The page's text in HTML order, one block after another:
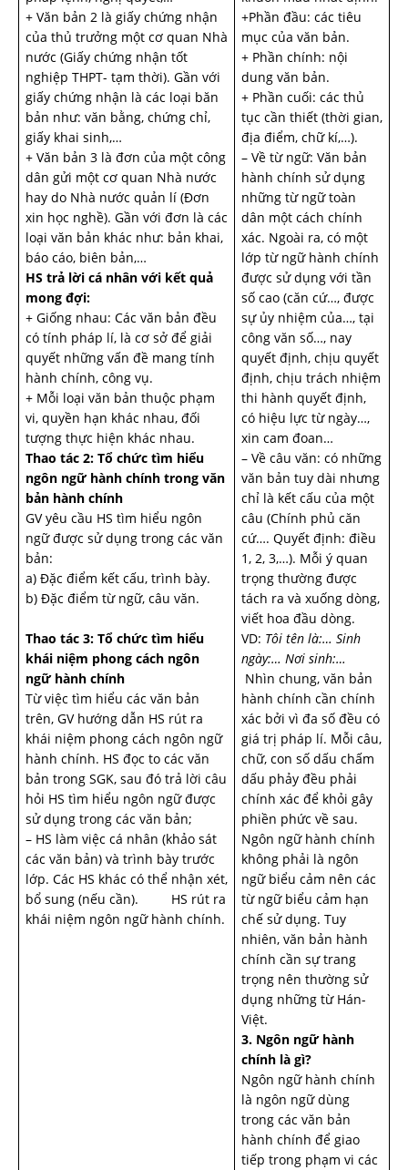
+ Văn bản 2 là giấy chứng nhận
của thủ trưởng một cơ quan Nhà
nước (Giấy chứng nhận tốt
nghiệp THPT- tạm thời). Gần với
giấy chứng nhận là các loại băn
bản như: văn bằng, chứng chỉ,
giấy khai sinh,…
+ Văn bản 3 là đơn của một công
dân gửi một cơ quan Nhà nước
hay do Nhà nước quản lí (Đơn
xin học nghề). Gần với đơn là các
loại văn bản khác như: bản khai,
báo cáo, biên bản,…
HS trả lời cá nhân với kết quả
mong đợi:
+ Giống nhau: Các văn bản đều
có tính pháp lí, là cơ sở để giải
quyết những vấn đề mang tính
hành chính, công vụ.
+ Mỗi loại văn bản thuộc phạm
vi, quyền hạn khác nhau, đối
tượng thực hiện khác nhau.
Thao tác 2: Tổ chức tìm hiểu
ngôn ngữ hành chính trong văn
bản hành chính
GV yêu cầu HS tìm hiểu ngôn
ngữ được sử dụng trong các văn
bản:
a) Đặc điểm kết cấu, trình bày.
b) Đặc điểm từ ngữ, câu văn.
Thao tác 3: Tổ chức tìm hiểu
khái niệm phong cách ngôn
ngữ hành chính
Từ việc tìm hiểu các văn bản
trên, GV hướng dẫn HS rút ra
khái niệm phong cách ngôn ngữ
hành chính. HS đọc to các văn
bản trong SGK, sau đó trả lời câu
hỏi HS tìm hiểu ngôn ngữ được
sử dụng trong các văn bản;
– HS làm việc cá nhân (khảo sát
các văn bản) và trình bày trước
lớp. Các HS khác có thể nhận xét,
bổ sung (nếu cần). HS rút ra
khái niệm ngôn ngữ hành chính.
+Phần đầu: các tiêu
mục của văn bản.
+ Phần chính: nội
dung văn bản.
+ Phần cuối: các thủ
tục cần thiết (thời gian,
địa điểm, chữ kí,…).
– Về từ ngữ: Văn bản
hành chính sử dụng
những từ ngữ toàn
dân một cách chính
xác. Ngoài ra, có một
lớp từ ngữ hành chính
được sử dụng với tần
số cao (căn cứ…, được
sự ủy nhiệm của…, tại
công văn số…, nay
quyết định, chịu quyết
định, chịu trách nhiệm
thi hành quyết định,
có hiệu lực từ ngày…,
xin cam đoan…
– Về câu văn: có những
văn bản tuy dài nhưng
chỉ là kết cấu của một
câu (Chính phủ căn
cứ…. Quyết định: điều
1, 2, 3,…). Mỗi ý quan
trọng thường được
tách ra và xuống dòng,
viết hoa đầu dòng.
VD: Tôi tên là:… Sinh
ngày:… Nơi sinh:…
Nhìn chung, văn bản
hành chính cần chính
xác bởi vì đa số đều có
giá trị pháp lí. Mỗi câu,
chữ, con số dấu chấm
dấu phảy đều phải
chính xác để khỏi gây
phiền phức về sau.
Ngôn ngữ hành chính
không phải là ngôn
ngữ biểu cảm nên các
từ ngữ biểu cảm hạn
chế sử dụng. Tuy
nhiên, văn bản hành
chính cần sự trang
trọng nên thường sử
dụng những từ Hán-
Việt.
3. Ngôn ngữ hành
chính là gì?
Ngôn ngữ hành chính
là ngôn ngữ dùng
trong các văn bản
hành chính để giao
tiếp trong phạm vi các